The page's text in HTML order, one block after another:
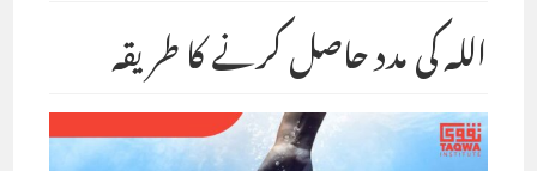
اللہ کی مدد حاصل کرنے کا طریقہ